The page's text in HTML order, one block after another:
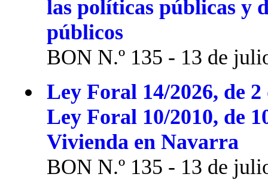
las políticas públicas y
públicos
BON N.º 135 - 13 de
Ley Foral 14/2026, de
Ley Foral 10/2010, de
Vivienda en Navarra
BON N.º 135 - 13 de